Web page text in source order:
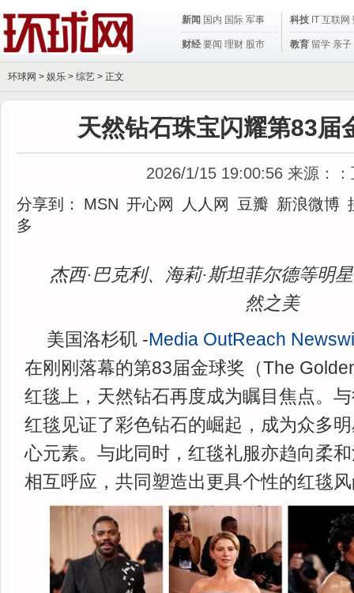
新闻 国内 国际 军事
财经 要闻 理财 股市
科技 IT 互联网
教育 留学 亲子
环球网 > 娱乐 > 综艺 > 正文
天然钻石珠宝闪耀第83届
2026/1/15 19:00:56 来源：
分享到：
MSN 开心网 人人网 豆瓣 新浪微博
多
杰西·巴克利、海莉·斯坦菲尔德等明
然之美
美国洛杉矶 -Media OutReach
在刚刚落幕的第83届金球奖（The
红毯上，天然钻石再度成为瞩目焦点。
红毯见证了彩色钻石的崛起，成为众多
心元素。与此同时，红毯礼服亦趋向柔
相互呼应，共同塑造出更具个性的红毯